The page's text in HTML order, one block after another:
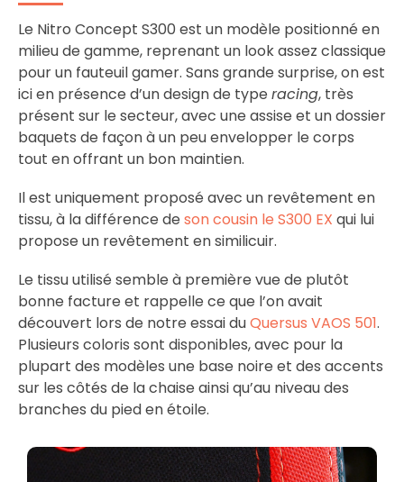
Le Nitro Concept S300 est un modèle positionné en
milieu de gamme, reprenant un look assez classique
pour un fauteuil gamer. Sans grande surprise, on est
ici en présence d’un design de type racing, très
présent sur le secteur, avec une assise et un dossier
baquets de façon à un peu envelopper le corps
tout en offrant un bon maintien.
Il est uniquement proposé avec un revêtement en
tissu, à la différence de son cousin le S300 EX qui lui
propose un revêtement en similicuir.
Le tissu utilisé semble à première vue de plutôt
bonne facture et rappelle ce que l’on avait
découvert lors de notre essai duQuersus VAOS 501.
Plusieurs coloris sont disponibles, avec pour la
plupart des modèles une base noire et des accents
sur les côtés de la chaise ainsi qu’au niveau des
branches du pied en étoile.